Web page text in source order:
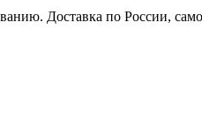
Доставка по России,